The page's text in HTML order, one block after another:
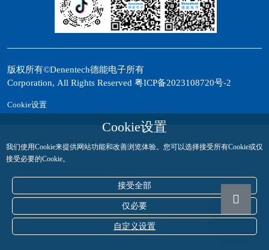
Cookie设置
我们使用Cookie来提供网站功能和改善浏览体验。您可以选择接受所有Cookie或仅
接受必要的Cookie。
接受全部
仅必要
自定义设置
版权所有©Denentech德能电子所有
Corporation, All Rights Reserved 粤ICP备2023108720号-2
Cookie设置